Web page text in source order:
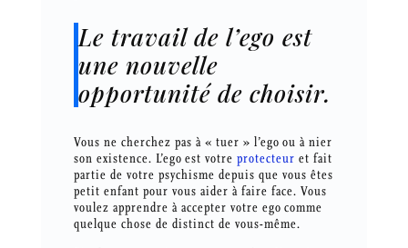
Le travail de l’ego est
une nouvelle
opportunité de choisir.
Vous ne cherchez pas à « tuer » l’ego ou à nier
son existence. L’ego est votre protecteur et fait
partie de votre psychisme depuis que vous êtes
petit enfant pour vous aider à faire face. Vous
voulez apprendre à accepter votre ego comme
quelque chose de distinct de vous-même.